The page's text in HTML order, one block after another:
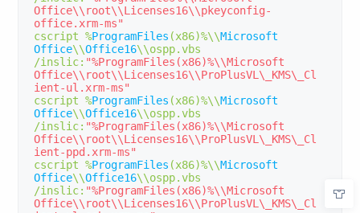
Office\\root\\Licenses16\\pkeyconfig-
office.xrm-ms"
cscript %ProgramFiles (x86)%\\Microsoft
Office\\Office16\\ospp.
/inslic: "%ProgramFiles(x86)%\\Microsoft
Office\\root\\Licenses16\\ProPlusVL\_KMS\_Cl
ient-ul.xrm-ms"
cscript %ProgramFiles (x86)%\\Microsoft
Office\\Office16\\ospp.
/inslic: "%ProgramFiles(x86)%\\Microsoft
Office\\root\\Licenses16\\ProPlusVL\_KMS\_Cl
ient-ppd.xrm-ms"
cscript %ProgramFiles (x86)%\\Microsoft
Office\\Office16\\ospp.
/inslic: "%ProgramFiles(x86)%\\Microsoft
Office\\root\\Licenses16\\ProPlusVL\_KMS\_Cl